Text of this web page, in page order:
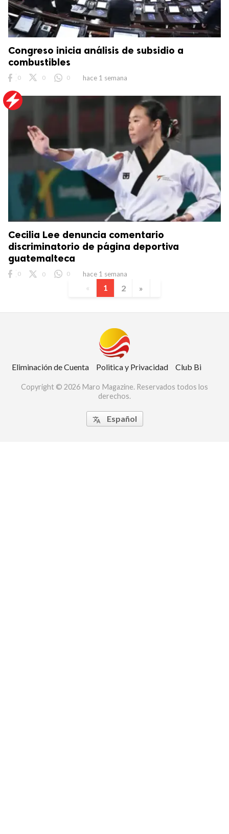
Congreso inicia análisis de subsidio a
combustibles
0 0 0 hace 1 semana
Cecilia Lee denuncia comentario
discriminatorio de página deportiva
guatemalteca
0 0 0 hace 1 semana
« 1 2 »
Eliminación de Cuenta Politica y Privacidad Club Bi
Copyright © 2026 Maro Magazine. Reservados todos los
derechos.
 Español